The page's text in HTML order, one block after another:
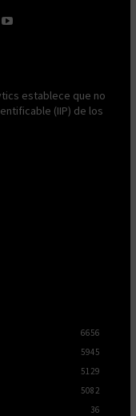
establece que no
(IIP) de los
6656
5945
5129
5082
36